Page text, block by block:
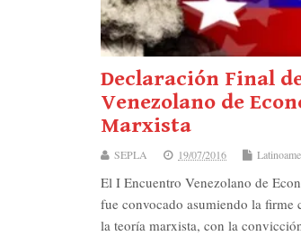
Declaración Final
Venezolano de
Marxista
SEPLA 19/07/2016
El I Encuentro Venezolano de
fue convocado asumiendo la firme
la teoría marxista, con la